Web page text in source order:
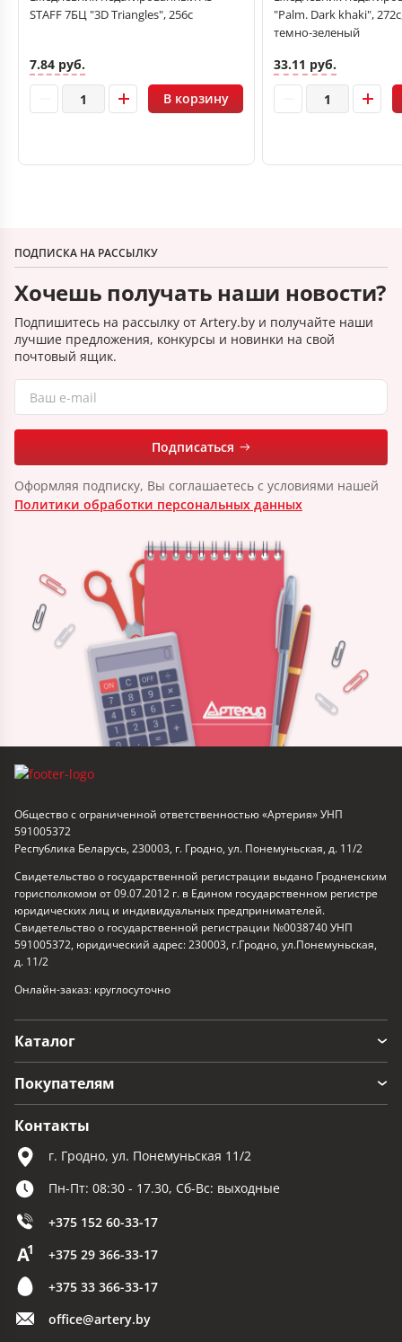
STAFF 7БЦ "3D Triangles", 256с
7.84 руб.
В корзину
"Palm. Dark khaki",
темно-зеленый
33.11 руб.
ПОДПИСКА НА РАССЫЛКУ
Хочешь получать наши новости?
Подпишитесь на рассылку от Artery.by и получайте наши
лучшие предложения, конкурсы и новинки на свой
почтовый ящик.
Подписаться
Оформляя подписку, Вы соглашаетесь с условиями нашей
Политики обработки персональных данных
Общество с ограниченной ответственностью «Артерия» УНП
591005372
Республика Беларусь, 230003, г. Гродно, ул. Понемуньская, д. 11/2
Свидетельство о государственной регистрации выдано Гродненским
горисполкомом от 09.07.2012 г. в Едином государственном регистре
юридических лиц и индивидуальных предпринимателей.
Свидетельство о государственной регистрации №0038740 УНП
591005372, юридический адрес: 230003, г.Гродно, ул.Понемуньская,
д. 11/2
Онлайн-заказ: круглосуточно
Каталог
Покупателям
Контакты
г. Гродно, ул. Понемуньская 11/2
Пн-Пт: 08:30 - 17.30, Сб-Вс: выходные
+375 152 60-33-17
+375 29 366-33-17
+375 33 366-33-17
office@artery.by